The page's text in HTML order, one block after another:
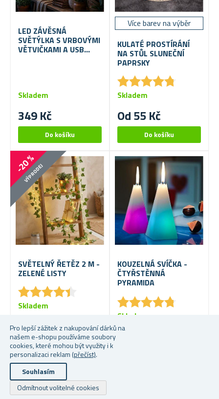
Pro lepší zážitek z nakupování dárků na
našem e-shopu používáme soubory
cookies, které mohou být využity i k
personalizaci reklam (přečíst).
Souhlasím
Odmítnout volitelné cookies
LED ZÁVĚSNÁ
SVĚTÝLKA S VRBOVÝMI
VĚTVIČKAMI A USB
349 Kč
Skladem
Více barev na výběr
KULATÉ PROSTÍRÁNÍ
NA STŮL SLUNEČNÍ
PAPRSKY
★★★★★
★★★★★
Od 55 Kč
Skladem
-20 %
VÝPRODEJ
SVĚTELNÝ ŘETĚZ 2 M -
ZELENÉ LISTY
★★★★★
★★★★★
99 Kč
79 Kč
Skladem
KOUZELNÁ SVÍČKA -
ČTYŘSTĚNNÁ
PYRAMIDA
★★★★★
★★★★★
159 Kč
Skladem
Copyright © 2026 Dárky.cz. Všechna práva vyhrazena.
Powered bynopCommerce